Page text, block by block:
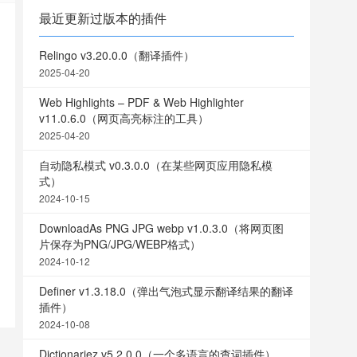
最近更新过版本的插件
Relingo v3.20.0.0（翻译插件）
2025-04-20
Web Highlights – PDF & Web Highlighter
v11.0.6.0（网页高亮标注的工具）
2025-04-20
自动隐私模式 v0.3.0.0（在某些网页应用隐私模
式）
2024-10-15
DownloadAs PNG JPG webp v1.0.3.0（将网页图
片保存为PNG/JPG/WEBP格式）
2024-10-12
Definer v1.3.18.0（弹出气泡式显示翻译结果的翻译
插件）
2024-10-08
Dictionariez v5.2.0.0（一个多语言的查词插件）